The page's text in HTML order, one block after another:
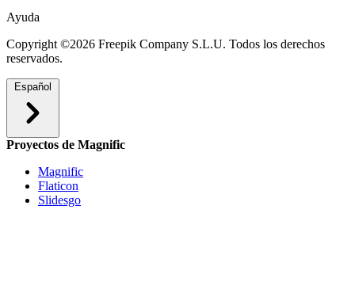
Ayuda
Copyright ©2026 Freepik Company S.L.U. Todos los derechos
reservados.
Español
Proyectos de Magnific
Magnific
Flaticon
Slidesgo